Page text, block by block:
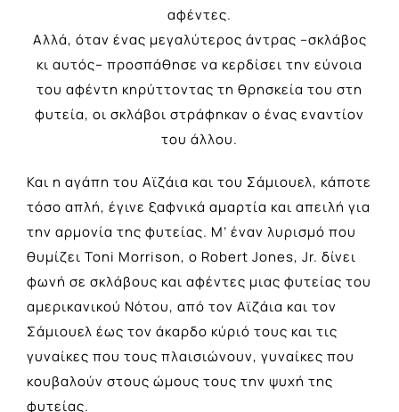
αφέντες.
Αλλά, όταν ένας μεγαλύτερος άντρας –σκλάβος
κι αυτός– προσπάθησε να κερδίσει την εύνοια
του αφέντη κηρύττοντας τη θρησκεία του στη
φυτεία, οι σκλάβοι στράφηκαν ο ένας εναντίον
του άλλου.
Και η αγάπη του Αϊζάια και του Σάμιουελ, κάποτε
τόσο απλή, έγινε ξαφνικά αμαρτία και απειλή για
την αρμονία της φυτείας. Μ’ έναν λυρισμό που
θυμίζει Toni Morrison, ο Robert Jones, Jr. δίνει
φωνή σε σκλάβους και αφέντες μιας φυτείας του
αμερικανικού Νότου, από τον Αϊζάια και τον
Σάμιουελ έως τον άκαρδο κύριό τους και τις
γυναίκες που τους πλαισιώνουν, γυναίκες που
κουβαλούν στους ώμους τους την ψυχή της
φυτείας.